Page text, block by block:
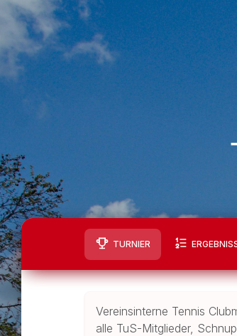
TURNIER
Vereinsinterne Tennis
alle TuS-Mitglieder,